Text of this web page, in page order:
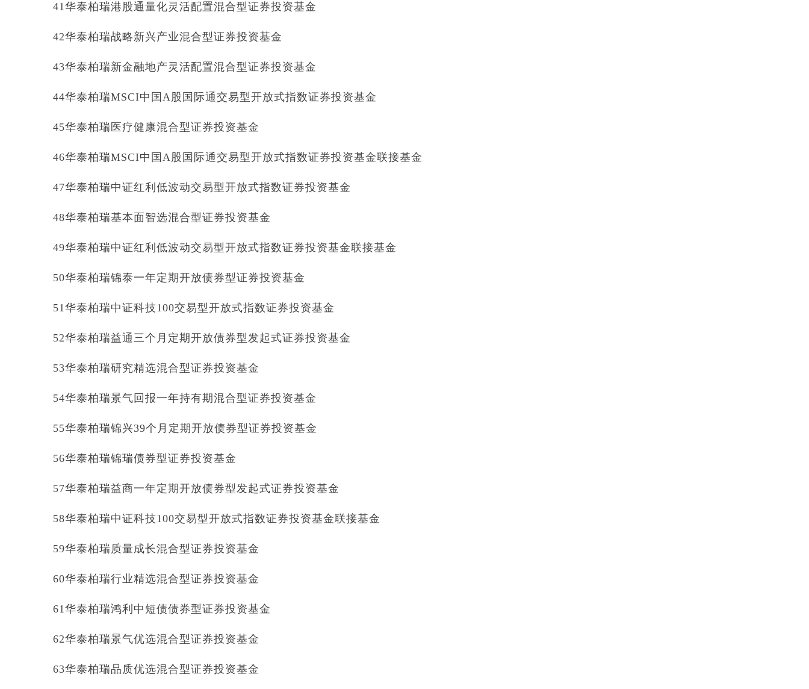
41华泰柏瑞港股通量化灵活配置混合型证券投资基金
42华泰柏瑞战略新兴产业混合型证券投资基金
43华泰柏瑞新金融地产灵活配置混合型证券投资基金
44华泰柏瑞MSCI中国A股国际通交易型开放式指数证券投资基金
45华泰柏瑞医疗健康混合型证券投资基金
46华泰柏瑞MSCI中国A股国际通交易型开放式指数证券投资基金联接基金
47华泰柏瑞中证红利低波动交易型开放式指数证券投资基金
48华泰柏瑞基本面智选混合型证券投资基金
49华泰柏瑞中证红利低波动交易型开放式指数证券投资基金联接基金
50华泰柏瑞锦泰一年定期开放债券型证券投资基金
51华泰柏瑞中证科技100交易型开放式指数证券投资基金
52华泰柏瑞益通三个月定期开放债券型发起式证券投资基金
53华泰柏瑞研究精选混合型证券投资基金
54华泰柏瑞景气回报一年持有期混合型证券投资基金
55华泰柏瑞锦兴39个月定期开放债券型证券投资基金
56华泰柏瑞锦瑞债券型证券投资基金
57华泰柏瑞益商一年定期开放债券型发起式证券投资基金
58华泰柏瑞中证科技100交易型开放式指数证券投资基金联接基金
59华泰柏瑞质量成长混合型证券投资基金
60华泰柏瑞行业精选混合型证券投资基金
61华泰柏瑞鸿利中短债债券型证券投资基金
62华泰柏瑞景气优选混合型证券投资基金
63华泰柏瑞品质优选混合型证券投资基金